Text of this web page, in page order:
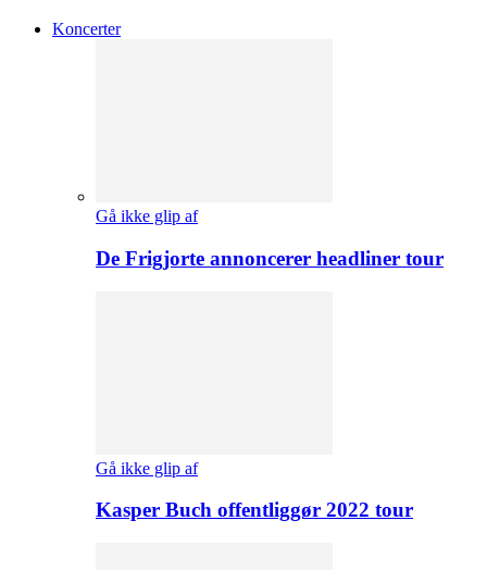
Koncerter
Gå ikke glip af
De Frigjorte annoncerer headliner tour
Gå ikke glip af
Kasper Buch offentliggør 2022 tour